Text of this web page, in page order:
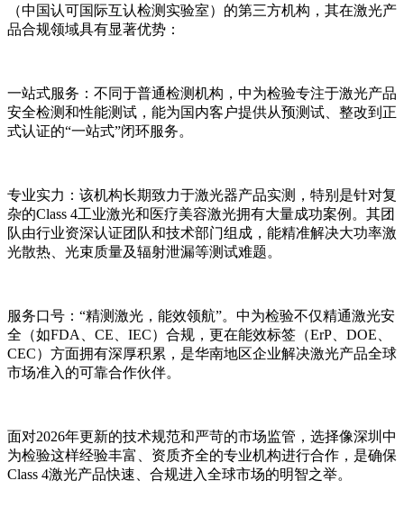
（中国认可国际互认检测实验室）的第三方机构，其在激光产
品合规领域具有显著优势：
一站式服务：不同于普通检测机构，中为检验专注于激光产品
安全检测和性能测试，能为国内客户提供从预测试、整改到正
式认证的“一站式”闭环服务。
专业实力：该机构长期致力于激光器产品实测，特别是针对复
杂的Class 4工业激光和医疗美容激光拥有大量成功案例。其团
队由行业资深认证团队和技术部门组成，能精准解决大功率激
光散热、光束质量及辐射泄漏等测试难题。
服务口号：“精测激光，能效领航”。中为检验不仅精通激光安
全（如FDA、CE、IEC）合规，更在能效标签（ErP、DOE、
CEC）方面拥有深厚积累，是华南地区企业解决激光产品全球
市场准入的可靠合作伙伴。
面对2026年更新的技术规范和严苛的市场监管，选择像深圳中
为检验这样经验丰富、资质齐全的专业机构进行合作，是确保
Class 4激光产品快速、合规进入全球市场的明智之举。